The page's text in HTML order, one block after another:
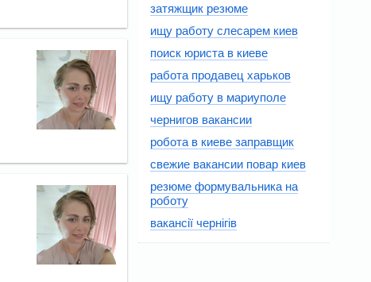
затяжщик резюме
ищу работу слесарем киев
поиск юриста в киеве
работа продавец харьков
ищу работу в мариуполе
чернигов вакансии
робота в киеве заправщик
свежие вакансии повар киев
резюме формувальника на
роботу
вакансії чернігів